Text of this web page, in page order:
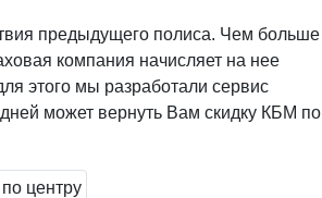
предыдущего полиса. Чем больше
компания начисляет на нее
этого мы разработали сервис
может вернуть Вам скидку КБМ по